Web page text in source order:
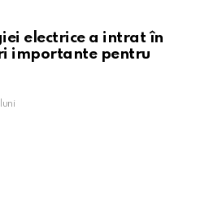
electrice a intrat în
importante pentru